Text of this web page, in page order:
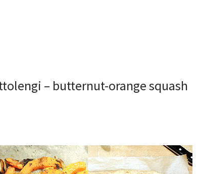
– butternut-orange squash